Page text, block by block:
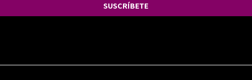
SUSCRÍBETE